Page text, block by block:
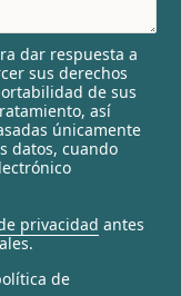
dar respuesta a
sus derechos
de sus
así
únicamente
datos, cuando
privacidad antes
de